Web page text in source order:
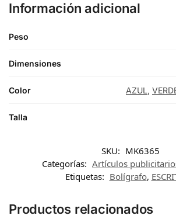
Información adicional
Peso
Dimensiones
Color AZUL,
Talla
SKU: MK6365
Categorías: Artículos
Etiquetas: Bolígrafo,
Productos relacionados